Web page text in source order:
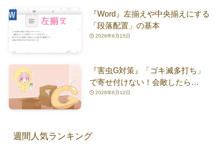
『Word』左揃えや中央揃えにする
「段落配置」の基本
2026年6月15日
『害虫G対策』「ゴキ滅多打ち」
で寄せ付けない！会敵したら…
2026年6月12日
週間人気ランキング